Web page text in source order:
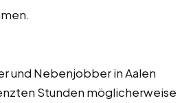
und Nebenjobber in Aalen
Stunden möglicherweise